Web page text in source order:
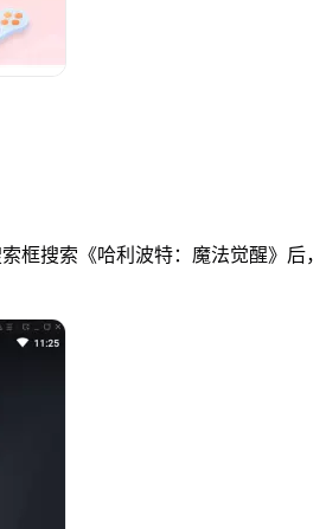
框搜索《哈利波特：魔法觉醒》后，